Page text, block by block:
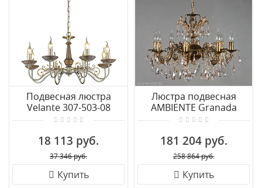
Подвесная люстра
Velante 307-503-08
18 113 руб.
37 346 руб.
Купить
Люстра подвесная
AMBIENTE Granada
2118/8 PB Tear Drop
181 204 руб.
258 864 руб.
Купить